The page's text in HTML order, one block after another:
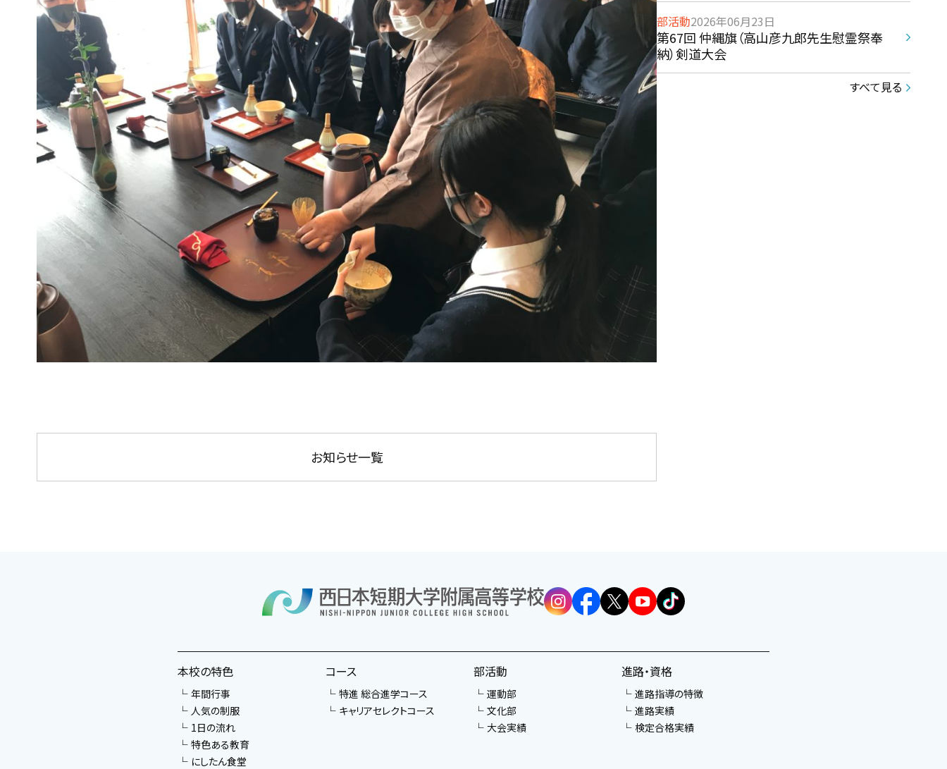
お知らせ一覧
部活動2026年06月23日
第67回 仲縄旗（高山彦九郎先生慰霊祭奉
納）剣道大会
すべて見る
本校の特色
年間行事
人気の制服
1日の流れ
特色ある教育
にしたん食堂
コース
特進 総合進学コース
キャリアセレクトコース
部活動
運動部
文化部
大会実績
進路・資格
進路指導の特徴
進路実績
検定合格実績